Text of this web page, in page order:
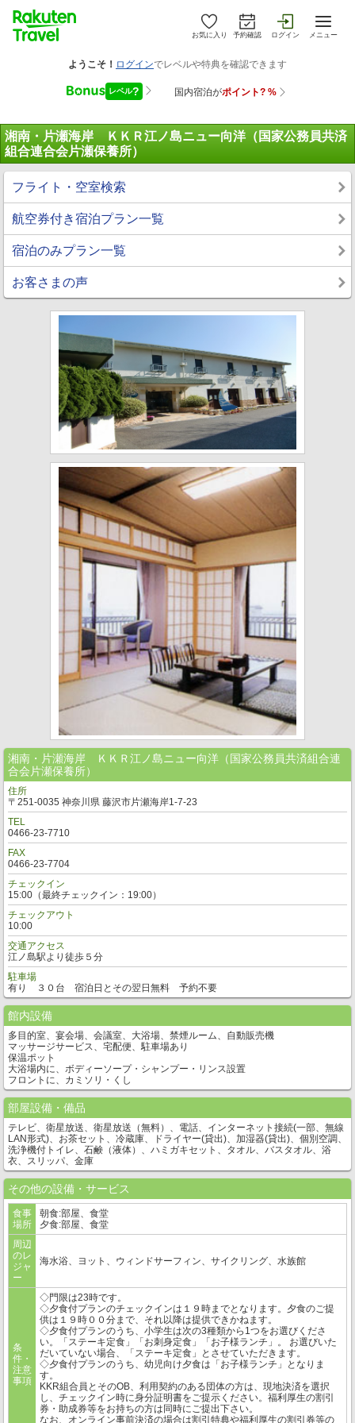
お気に入り 予約確認 ログイン メニュー
湘南・片瀬海岸 ＫＫＲ江ノ島ニュー向洋（国家公務員共済
組合連合会片瀬保養所）
フライト・空室検索
航空券付き宿泊プラン一覧
宿泊のみプラン一覧
お客さまの声
湘南・片瀬海岸 ＫＫＲ江ノ島ニュー向洋（国家公務員共済組合連
合会片瀬保養所）
住所
〒251-0035 神奈川県 藤沢市片瀬海岸1-7-23
TEL
0466-23-7710
FAX
0466-23-7704
チェックイン
15:00（最終チェックイン：19:00）
チェックアウト
10:00
交通アクセス
江ノ島駅より徒歩５分
駐車場
有り ３０台 宿泊日とその翌日無料 予約不要
館内設備
多目的室、宴会場、会議室、大浴場、禁煙ルーム、自動販売機
マッサージサービス、宅配便、駐車場あり
保温ポット
大浴場内に、ボディーソープ・シャンプー・リンス設置
フロントに、カミソリ・くし
部屋設備・備品
テレビ、衛星放送、衛星放送（無料）、電話、インターネット接続(一部、無線
LAN形式)、お茶セット、冷蔵庫、ドライヤー(貸出)、加湿器(貸出)、個別空調、
洗浄機付トイレ、石鹸（液体）、ハミガキセット、タオル、バスタオル、浴
衣、スリッパ、金庫
その他の設備・サービス
食事
場所
朝食:部屋、食堂
夕食:部屋、食堂
周辺
のレ
ジャ
ー
海水浴、ヨット、ウィンドサーフィン、サイクリング、水族館
条
件・
注意
事項
◇門限は23時です。
◇夕食付プランのチェックインは１９時までとなります。夕食のご提
供は１９時００分まで、それ以降は提供できかねます。
◇夕食付プランのうち、小学生は次の3種類から1つをお選びくださ
い。「ステーキ定食」「お刺身定食」「お子様ランチ」。 お選びいた
だいていない場合、「ステーキ定食」とさせていただきます。
◇夕食付プランのうち、幼児向け夕食は「お子様ランチ」となりま
す。
KKR組合員とそのOB、利用契約のある団体の方は、現地決済を選択
し、チェックイン時に身分証明書をご提示ください。福利厚生の割引
券・助成券等をお持ちの方は同時にご提出下さい。
なお、オンライン事前決済の場合は割引特典や福利厚生の割引券等の